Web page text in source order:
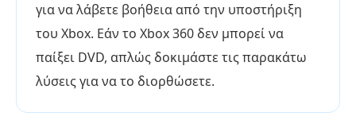
για να λάβετε βοήθεια από την υποστήριξη
του Xbox. Εάν το Xbox 360 δεν μπορεί να
παίξει DVD, απλώς δοκιμάστε τις παρακάτω
λύσεις για να το διορθώσετε.